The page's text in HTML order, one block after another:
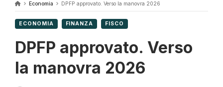
Economia DPFP approvato. Verso la manovra 2026
ECONOMIA FINANZA FISCO
DPFP approvato. Verso
la manovra 2026